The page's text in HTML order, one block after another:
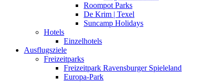
Roompot Parks
De Krim | Texel
Suncamp Holidays
Hotels
Einzelhotels
Ausflugsziele
Freizeitparks
Freizeitpark Ravensburger Spieleland
Europa-Park